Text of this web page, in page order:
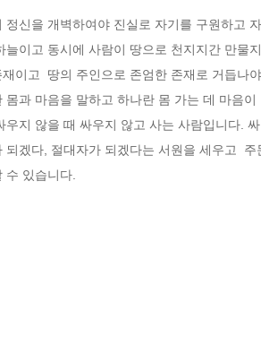
정신을 개벽하여야 진실로 자기를 구원하고
늘이고 동시에 사람이 땅으로 천지지간 만물
이고  땅의 주인으로 존엄한 존재로 거듭나
우지 않을 때 싸우지 않고 사는 사람입니다.
되겠다, 절대자가 되겠다는 서원을 세우고
수 있습니다.